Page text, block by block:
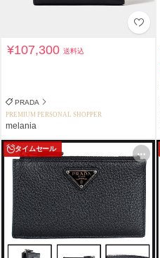
¥107,300送料込
PRADA
PREMIUM PERSONAL SHOPPER
melania
タイムセール